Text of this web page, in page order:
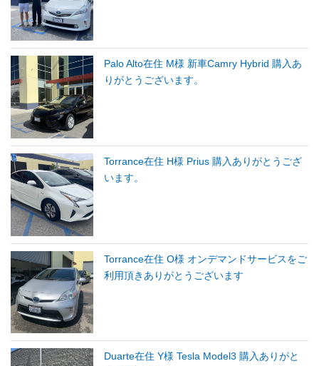
Palo Alto在住 M様 新車Camry Hybrid 購入あ
りがとうございます。
Torrance在住 H様 Prius 購入ありがとうござ
います。
Torrance在住 O様 オンデマンドサービスをご
利用頂きありがとうございます
Duarte在住 Y様 Tesla Model3 購入ありがと